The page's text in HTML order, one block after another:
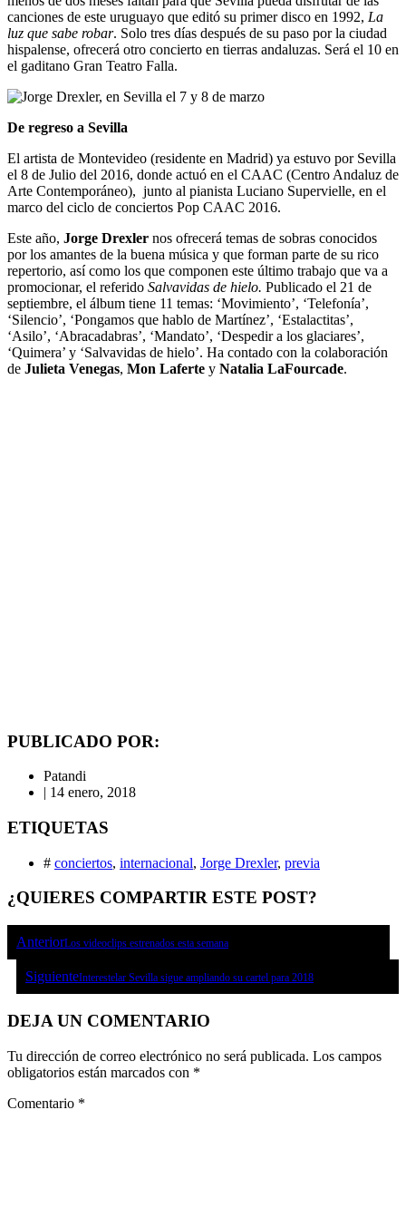
canciones de este uruguayo que editó su primer disco en 1992, La
luz que sabe robar. Solo tres días después de su paso por la ciudad
hispalense, ofrecerá otro concierto en tierras andaluzas. Será el 10 en
el gaditano Gran Teatro Falla.
De regreso a Sevilla
El artista de Montevideo (residente en Madrid) ya estuvo por Sevilla
el 8 de Julio del 2016, donde actuó en el CAAC (Centro Andaluz de
Arte Contemporáneo), junto al pianista Luciano Supervielle, en el
marco del ciclo de conciertos Pop CAAC 2016.
Este año, Jorge Drexler nos ofrecerá temas de sobras conocidos
por los amantes de la buena música y que forman parte de su rico
repertorio, así como los que componen este último trabajo que va a
promocionar, el referido Salvavidas de hielo. Publicado el 21 de
septiembre, el álbum tiene 11 temas: ‘Movimiento’, ‘Telefonía’,
‘Silencio’, ‘Pongamos que hablo de Martínez’, ‘Estalactitas’,
‘Asilo’, ‘Abracadabras’, ‘Mandato’, ‘Despedir a los glaciares’,
‘Quimera’ y ‘Salvavidas de hielo’. Ha contado con la colaboración
de Julieta Venegas, Mon Laferte y Natalia LaFourcade.
PUBLICADO POR:
Patandi
| 14 enero, 2018
ETIQUETAS
# conciertos, internacional, Jorge Drexler, previa
¿QUIERES COMPARTIR ESTE POST?
AnteriorLos videoclips estrenados esta semana
SiguienteInterestelar Sevilla sigue ampliando su cartel para 2018
DEJA UN COMENTARIO
Tu dirección de correo electrónico no será publicada. Los campos
obligatorios están marcados con *
Comentario *